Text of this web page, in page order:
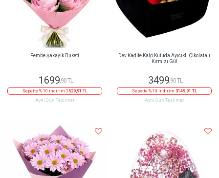
Pembe Şakayık Buketi
1699,90 TL
Sepette % 10 indirim 1529,91 TL
Aynı Gün Teslimat
Dev Kadife Kalp Kutuda Ayıcıklı Çikolatalı
Kırmızı Gül
3499,90 TL
Sepette % 10 indirim 3149,91 TL
Aynı Gün Teslimat